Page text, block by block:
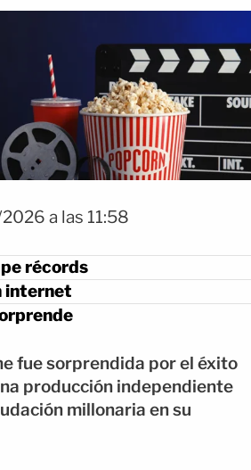
a las 11:58
récords
internet
fue sorprendida por el éxito
producción independiente
millonaria en su